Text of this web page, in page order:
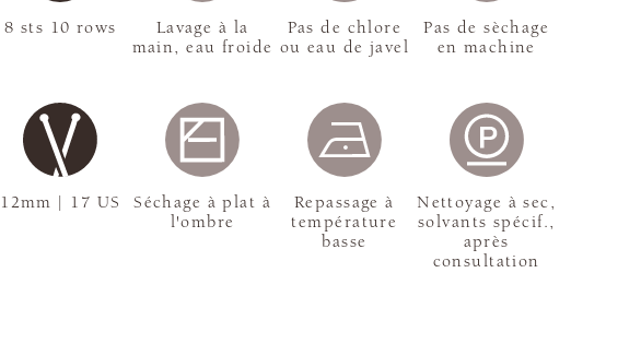
12mm | 17 US
8 sts 10 rows
Lavage à la
main, eau froide
Pas de chlore
ou eau de javel
Pas de sèchage
en machine
Séchage à plat à
l'ombre
Repassage à
température
basse
Nettoyage à sec,
solvants spécif.,
après
consultation